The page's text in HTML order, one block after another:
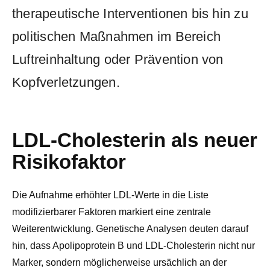
therapeutische Interventionen bis hin zu
politischen Maßnahmen im Bereich
Luftreinhaltung oder Prävention von
Kopfverletzungen.
LDL-Cholesterin als neuer
Risikofaktor
Die Aufnahme erhöhter LDL-Werte in die Liste
modifizierbarer Faktoren markiert eine zentrale
Weiterentwicklung. Genetische Analysen deuten darauf
hin, dass Apolipoprotein B und LDL-Cholesterin nicht nur
Marker, sondern möglicherweise ursächlich an der